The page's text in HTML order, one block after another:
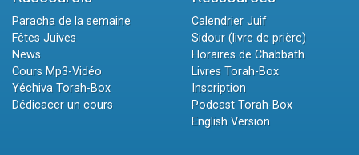
Paracha de la semaine
Fêtes Juives
News
Cours Mp3-Vidéo
Yéchiva Torah-Box
Dédicacer un cours
Calendrier Juif
Sidour (livre de prière)
Horaires de Chabbath
Livres Torah-Box
Inscription
Podcast Torah-Box
English Version